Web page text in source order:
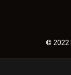
© 2022